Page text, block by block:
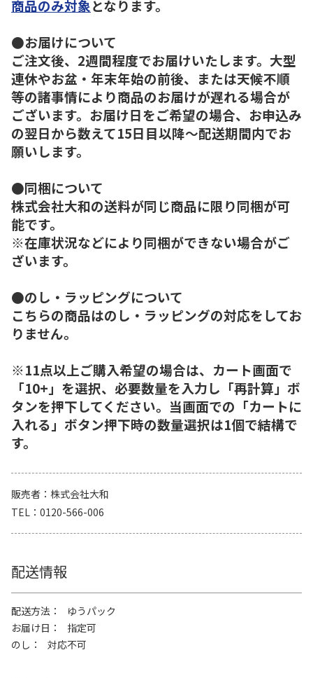
商品のみ対象となります。
●お届けについて
ご注文後、2週間程度でお届けいたします。大型
連休やお盆・年末年始の前後、または天候不順
等の諸事情により商品のお届けが遅れる場合が
ございます。お届け日をご希望の場合、お申込み
の翌日から数えて15日目以降～配送期間内でお
願いします。
●同梱について
株式会社大和の送料が同じ商品に限り同梱が可
能です。
※在庫状況などにより同梱ができない場合がご
ざいます。
●のし・ラッピングについて
こちらの商品はのし・ラッピングの対応をしてお
りません。
※11点以上ご購入希望の場合は、カート画面で
「10+」を選択、必要数量を入力し「再計算」ボ
タンを押下してください。当画面での「カートに
入れる」ボタン押下時の数量選択は1個で結構で
す。
販売者
株式会社大和
TEL
0120-566-006
配送情報
配送方法
ゆうパック
お届け日
指定可
のし
対応不可